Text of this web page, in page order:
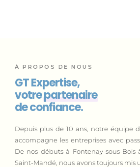
À PROPOS DE NOUS
GT Expertise,
votrepartenaire
de confiance.
Depuis plus de 10 ans, notre équipe
accompagne les entreprises avec
De nos débuts à Fontenay-sous-Bois
Saint-Mandé, nous avons toujours